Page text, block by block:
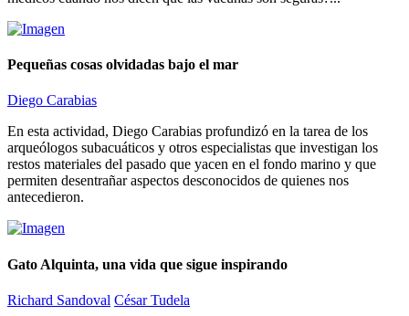
Pequeñas cosas olvidadas bajo el mar
Diego Carabias
En esta actividad, Diego Carabias profundizó en la tarea de los
arqueólogos subacuáticos y otros especialistas que investigan los
restos materiales del pasado que yacen en el fondo marino y que
permiten desentrañar aspectos desconocidos de quienes nos
antecedieron.
Gato Alquinta, una vida que sigue inspirando
Richard Sandoval César Tudela